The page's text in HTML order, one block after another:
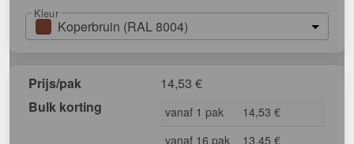
Kleur
Koperbruin (RAL 8004)
Prijs/pak 14,53 €
Bulk korting
vanaf 1 pak
14,53 €
vanaf 16 pak
13,45 €